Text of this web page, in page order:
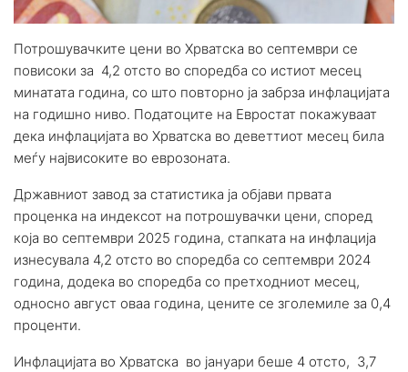
Потрошувачките цени во Хрватска во септември се
повисоки за 4,2 отсто во споредба со истиот месец
минатата година, со што повторно ја забрза инфлацијата
на годишно ниво. Податоците на Евростат покажуваат
дека инфлацијата во Хрватска во деветтиот месец била
меѓу највисоките во еврозоната.
Државниот завод за статистика ја објави првата
проценка на индексот на потрошувачки цени, според
која во септември 2025 година, стапката на инфлација
изнесувала 4,2 отсто во споредба со септември 2024
година, додека во споредба со претходниот месец,
односно август оваа година, цените се зголемиле за 0,4
проценти.
Инфлацијата во Хрватска во јануари беше 4 отсто, 3,7